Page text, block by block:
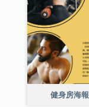
健身房海報